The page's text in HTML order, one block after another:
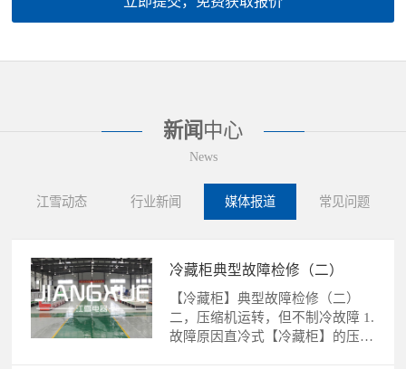
新闻 中心
News
江雪动态 行业新闻 媒体报道 常见问题
冷藏柜典型故障检修（二）
【冷藏柜】典型故障检修（二）
二，压缩机运转，但不制冷故障 1.
故障原因直冷式【冷藏柜】的压缩